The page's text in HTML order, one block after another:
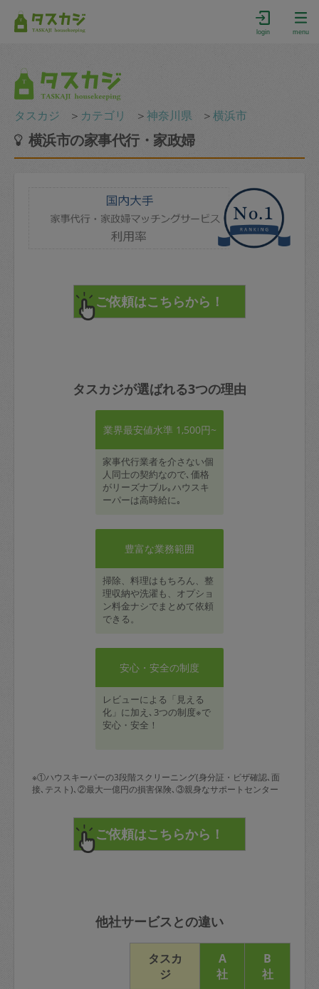
login menu
タスカジ ＞ カテゴリ ＞神奈川県 ＞横浜市
横浜市の家事代行・家政婦
タスカジが選ばれる3つの理由
業界最安値水準 1,500円~
家事代行業者を介さない個
人同士の契約なので､価格
がリーズナブル｡ハウスキ
ーパーは高時給に｡
豊富な業務範囲
掃除、料理はもちろん、整
理収納や洗濯も、オプショ
ン料金ナシでまとめて依頼
できる。
安心・安全の制度
レビューによる「見える
化」に加え､3つの制度※で
安心・安全！
※①ハウスキーパーの3段階スクリーニング(身分証・ビザ確認､面
接､テスト)､②最大一億円の損害保険､③親身なサポートセンター
他社サービスとの違い
タスカ
ジ
A
社
B
社